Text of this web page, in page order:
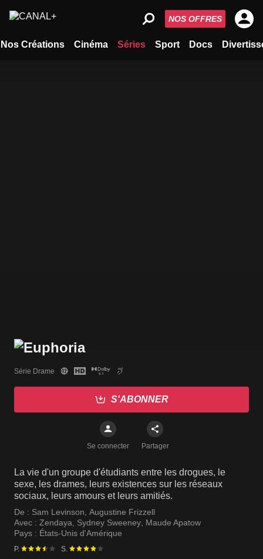
Nos Créations Cinéma Séries Sport Docs
NOS OFFRES
Série Drame
S'ABONNER
Se connecter Partager
La vie d'un groupe d'étudiants entre les drogues, le
sexe, les drames, leurs existences sur les réseaux
sociaux, leurs amours et leurs amitiés.
De : Sam Levinson, Augustine Frizzell
Avec : Zendaya, Sydney Sweeney, Maude Apatow
Pays : États-Unis d'Amérique
P. S.